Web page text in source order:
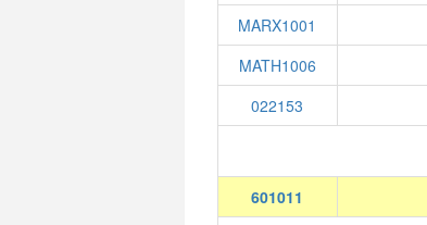
MARX1001
MATH1006
022153
601011